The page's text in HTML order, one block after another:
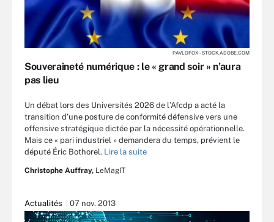
PAVLOFOX - STOCK.ADOBE.COM
Souveraineté numérique : le « grand soir » n’aura
pas lieu
Un débat lors des Universités 2026 de l’Afcdp a acté la
transition d’une posture de conformité défensive vers une
offensive stratégique dictée par la nécessité opérationnelle.
Mais ce « pari industriel » demandera du temps, prévient le
député Éric Bothorel. Lire la suite
Christophe Auffray, LeMagIT
Actualités 07 nov. 2013